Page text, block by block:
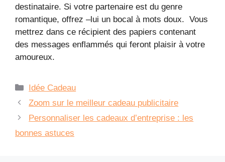
destinataire. Si votre partenaire est du genre
romantique, offrez –lui un bocal à mots doux. Vous
mettrez dans ce récipient des papiers contenant
des messages enflammés qui feront plaisir à votre
amoureux.
Catégories
Idée Cadeau
Zoom sur le meilleur cadeau publicitaire
Personnaliser les cadeaux d’entreprise : les
bonnes astuces